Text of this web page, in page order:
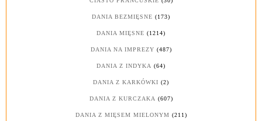
DANIA BEZMIĘSNE (173)
DANIA MIĘSNE (1214)
DANIA NA IMPREZY (487)
DANIA Z INDYKA (64)
DANIA Z KARKÓWKI (2)
DANIA Z KURCZAKA (607)
DANIA Z MIĘSEM MIELONYM (211)